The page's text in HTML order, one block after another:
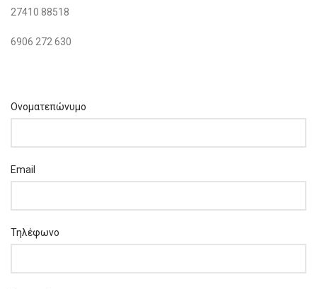
27410 88518
6906 272 630
Ονοματεπώνυμο
Email
Τηλέφωνο